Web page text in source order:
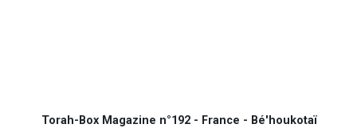
Torah-Box Magazine n°192 - France - Bé'houkotaï